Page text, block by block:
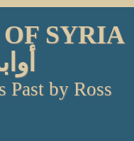
SYRIA
Past by Ross